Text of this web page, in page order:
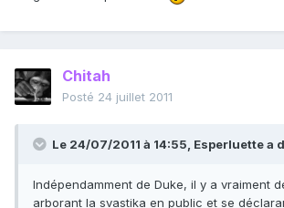
Chitah
Posté 24 juillet 2011
Le 24/07/2011 à 14:55, Esperluette a
Indépendamment de Duke, il y a vraiment
arborant la svastika en public et se